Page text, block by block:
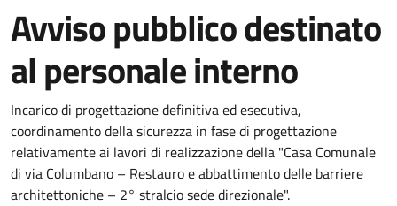
Avviso pubblico destinato
al personale interno
Dettaglio del documento
Incarico di progettazione definitiva ed esecutiva,
coordinamento della sicurezza in fase di progettazione
relativamente ai lavori di realizzazione della "Casa Comunale
di via Columbano – Restauro e abbattimento delle barriere
architettoniche – 2° stralcio sede direzionale".